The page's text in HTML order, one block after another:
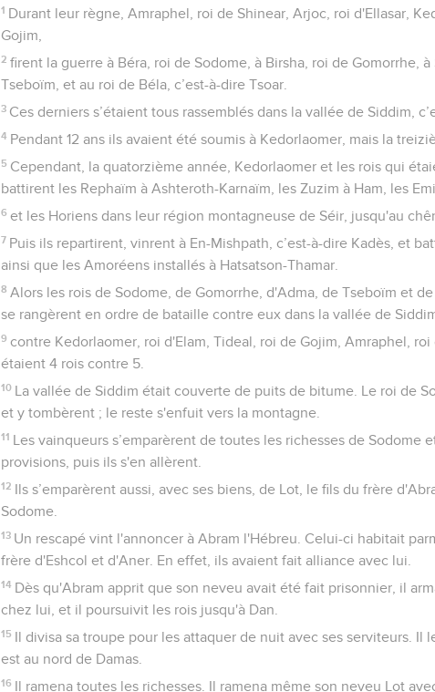
1 Durant leur règne, Amraphel, roi de Shinear, Arjoc, roi d'Ellasar,
Gojim,
2 firent la guerre à Béra, roi de Sodome, à Birsha, roi de Gomorrhe,
Tseboïm, et au roi de Béla, c’est-à-dire Tsoar.
3 Ces derniers s’étaient tous rassemblés dans la vallée de Siddim,
4 Pendant 12 ans ils avaient été soumis à Kedorlaomer, mais la
5 Cependant, la quatorzième année, Kedorlaomer et les rois qui
battirent les Rephaïm à Ashteroth-Karnaïm, les Zuzim à Ham, les
6 et les Horiens dans leur région montagneuse de Séir, jusqu'au
7 Puis ils repartirent, vinrent à En-Mishpath, c’est-à-dire Kadès, et
ainsi que les Amoréens installés à Hatsatson-Thamar.
8 Alors les rois de Sodome, de Gomorrhe, d'Adma, de Tseboïm et
se rangèrent en ordre de bataille contre eux dans la vallée de
9 contre Kedorlaomer, roi d'Elam, Tideal, roi de Gojim, Amraphel,
étaient 4 rois contre 5.
10
La vallée de Siddim était couverte de puits de bitume. Le roi de
et y tombèrent ; le reste s'enfuit vers la montagne.
11
Les vainqueurs s’emparèrent de toutes les richesses de Sodome
provisions, puis ils s'en allèrent.
12
Ils s’emparèrent aussi, avec ses biens, de Lot, le fils du frère
Sodome.
13 Un rescapé vint l'annoncer à Abram l'Hébreu. Celui-ci habitait
frère d'Eshcol et d'Aner. En effet, ils avaient fait alliance avec lui.
14 Dès qu'Abram apprit que son neveu avait été fait prisonnier, il
chez lui, et il poursuivit les rois jusqu'à Dan.
15
Il divisa sa troupe pour les attaquer de nuit avec ses serviteurs.
est au nord de Damas.
16 Il ramena toutes les richesses. Il ramena même son neveu Lot